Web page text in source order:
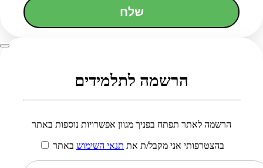
שלח
הרשמה לתלמידים
הרשמה לאתר תפתח בפניך מגוון אפשרויות נוספות באתר
בהצטרפותי אני מקבל/ת את תנאי השימוש באתר